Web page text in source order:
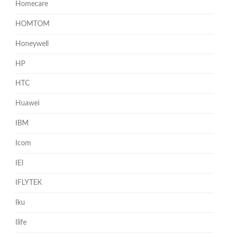
Homecare
HOMTOM
Honeywell
HP
HTC
Huawei
IBM
Icom
IEI
IFLYTEK
Iku
Ilife